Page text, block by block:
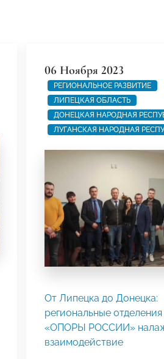
06 Ноября 2023
РЕГИОНАЛЬНОЕ РАЗВИТИЕ
ЛИПЕЦКАЯ ОБЛАСТЬ
ДОНЕЦКАЯ НАРОДНАЯ
ЛУГАНСКАЯ НАРОДНАЯ
От Липецка до Донецка:
региональные отделения
«ОПОРЫ РОССИИ»
взаимодействие